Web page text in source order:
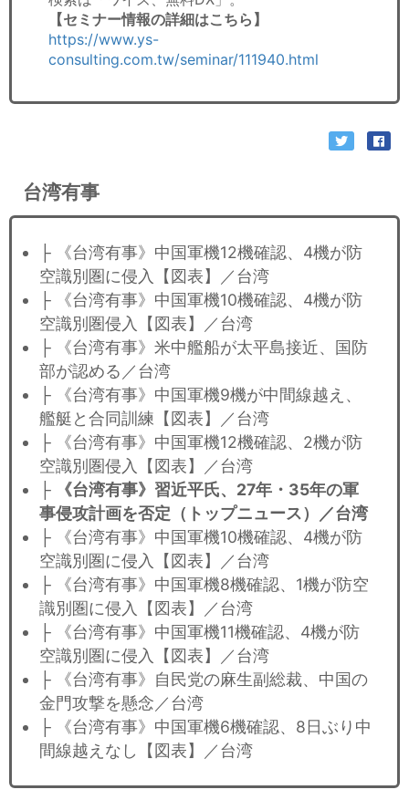
【セミナー情報の詳細はこちら】
https://www.ys-
consulting.com.tw/seminar/111940.html
台湾有事
├ 《台湾有事》中国軍機12機確認、4機が防
空識別圏に侵入【図表】／台湾
├ 《台湾有事》中国軍機10機確認、4機が防
空識別圏侵入【図表】／台湾
├ 《台湾有事》米中艦船が太平島接近、国防
部が認める／台湾
├ 《台湾有事》中国軍機9機が中間線越え、
艦艇と合同訓練【図表】／台湾
├ 《台湾有事》中国軍機12機確認、2機が防
空識別圏侵入【図表】／台湾
├
《台湾有事》習近平氏、27年・35年の軍
事侵攻計画を否定（トップニュース）／台湾
├ 《台湾有事》中国軍機10機確認、4機が防
空識別圏に侵入【図表】／台湾
├ 《台湾有事》中国軍機8機確認、1機が防空
識別圏に侵入【図表】／台湾
├ 《台湾有事》中国軍機11機確認、4機が防
空識別圏に侵入【図表】／台湾
├ 《台湾有事》自民党の麻生副総裁、中国の
金門攻撃を懸念／台湾
├ 《台湾有事》中国軍機6機確認、8日ぶり中
間線越えなし【図表】／台湾